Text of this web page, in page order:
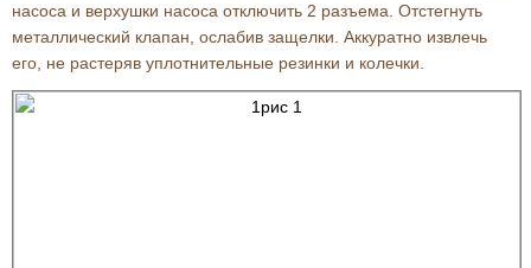
насоса и верхушки насоса отключить 2 разъема. Отстегнуть
металлический клапан, ослабив защелки. Аккуратно извлечь
его, не растеряв уплотнительные резинки и колечки.